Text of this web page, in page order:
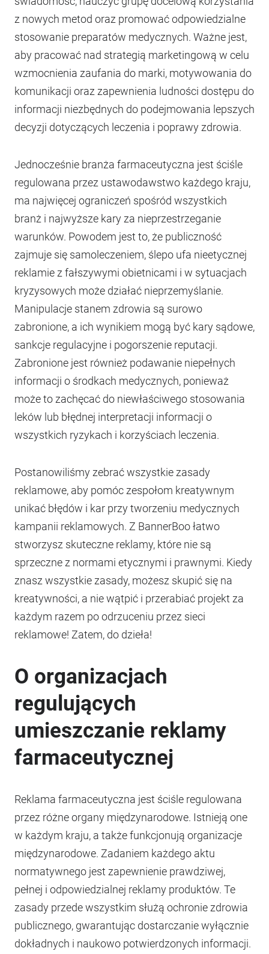
z nowych metod oraz promować odpowiedzialne
stosowanie preparatów medycznych. Ważne jest,
aby pracować nad strategią marketingową w celu
wzmocnienia zaufania do marki, motywowania do
komunikacji oraz zapewnienia ludności dostępu do
informacji niezbędnych do podejmowania lepszych
decyzji dotyczących leczenia i poprawy zdrowia.
Jednocześnie branża farmaceutyczna jest ściśle
regulowana przez ustawodawstwo każdego kraju,
ma najwięcej ograniczeń spośród wszystkich
branż i najwyższe kary za nieprzestrzeganie
warunków. Powodem jest to, że publiczność
zajmuje się samoleczeniem, ślepo ufa nieetycznej
reklamie z fałszywymi obietnicami i w sytuacjach
kryzysowych może działać nieprzemyślanie.
Manipulacje stanem zdrowia są surowo
zabronione, a ich wynikiem mogą być kary sądowe,
sankcje regulacyjne i pogorszenie reputacji.
Zabronione jest również podawanie niepełnych
informacji o środkach medycznych, ponieważ
może to zachęcać do niewłaściwego stosowania
leków lub błędnej interpretacji informacji o
wszystkich ryzykach i korzyściach leczenia.
Postanowiliśmy zebrać wszystkie zasady
reklamowe, aby pomóc zespołom kreatywnym
unikać błędów i kar przy tworzeniu medycznych
kampanii reklamowych. Z BannerBoo łatwo
stworzysz skuteczne reklamy, które nie są
sprzeczne z normami etycznymi i prawnymi. Kiedy
znasz wszystkie zasady, możesz skupić się na
kreatywności, a nie wątpić i przerabiać projekt za
każdym razem po odrzuceniu przez sieci
reklamowe! Zatem, do dzieła!
O organizacjach
regulujących
umieszczanie reklamy
farmaceutycznej
Reklama farmaceutyczna jest ściśle regulowana
przez różne organy międzynarodowe. Istnieją one
w każdym kraju, a także funkcjonują organizacje
międzynarodowe. Zadaniem każdego aktu
normatywnego jest zapewnienie prawdziwej,
pełnej i odpowiedzialnej reklamy produktów. Te
zasady przede wszystkim służą ochronie zdrowia
publicznego, gwarantując dostarczanie wyłącznie
dokładnych i naukowo potwierdzonych informacji.